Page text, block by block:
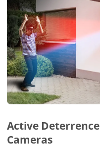
Active Deterrence
Cameras